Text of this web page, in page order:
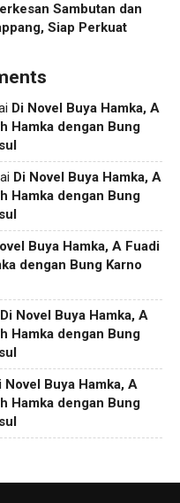
Sambutan dan
Siap Perkuat
Di Novel Buya Hamka, A
Hamka dengan Bung
Di Novel Buya Hamka, A
Hamka dengan Bung
Buya Hamka, A Fuadi
dengan Bung Karno
Di Novel Buya Hamka, A
Hamka dengan Bung
Novel Buya Hamka, A
Hamka dengan Bung